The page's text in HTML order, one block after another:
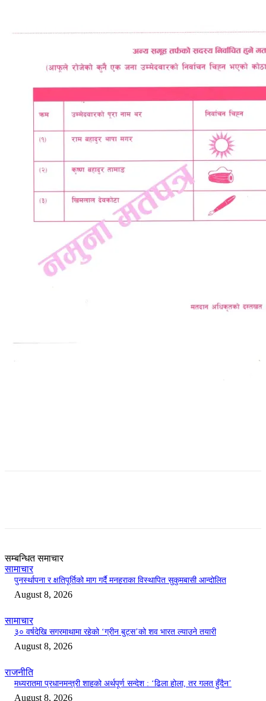
सम्बन्धित समाचार
सामाचार
पुनर्स्थापना र क्षतिपूर्तिको माग गर्दै मनहराका विस्थापित सुकुमबासी आन्दोलित
August 8, 2026
सामाचार
३० वर्षदेखि सगरमाथामा रहेको ‘ग्रीन बुट्स’को शव भारत ल्याउने तयारी
August 8, 2026
राजनीति
मध्यरातमा प्रधानमन्त्री शाहको अर्थपूर्ण सन्देश : ‘ढिला होला, तर गलत हुँदैन’
August 8, 2026